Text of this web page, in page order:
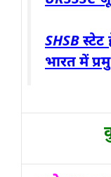
SHSB स्टेट
भारत में